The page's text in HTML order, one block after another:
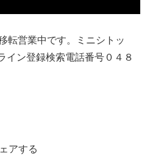
営業中です。ミニシトッ
イン登録検索電話番号０４８
アする